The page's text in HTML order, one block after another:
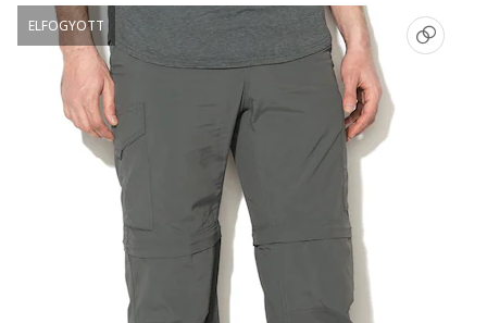
ELFOGYOTT